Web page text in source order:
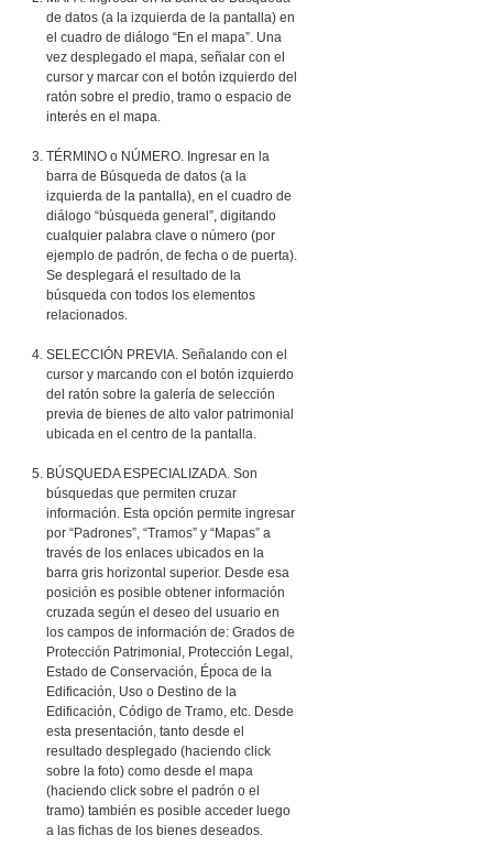
de datos (a la izquierda de la pantalla) en
el cuadro de diálogo “En el mapa”. Una
vez desplegado el mapa, señalar con el
cursor y marcar con el botón izquierdo del
ratón sobre el predio, tramo o espacio de
interés en el mapa.
TÉRMINO o NÚMERO. Ingresar en la
barra de Búsqueda de datos (a la
izquierda de la pantalla), en el cuadro de
diálogo “búsqueda general”, digitando
cualquier palabra clave o número (por
ejemplo de padrón, de fecha o de puerta).
Se desplegará el resultado de la
búsqueda con todos los elementos
relacionados.
SELECCIÓN PREVIA. Señalando con el
cursor y marcando con el botón izquierdo
del ratón sobre la galería de selección
previa de bienes de alto valor patrimonial
ubicada en el centro de la pantalla.
BÚSQUEDA ESPECIALIZADA. Son
búsquedas que permiten cruzar
información. Esta opción permite ingresar
por “Padrones”, “Tramos” y “Mapas” a
través de los enlaces ubicados en la
barra gris horizontal superior. Desde esa
posición es posible obtener información
cruzada según el deseo del usuario en
los campos de información de: Grados de
Protección Patrimonial, Protección Legal,
Estado de Conservación, Época de la
Edificación, Uso o Destino de la
Edificación, Código de Tramo, etc. Desde
esta presentación, tanto desde el
resultado desplegado (haciendo click
sobre la foto) como desde el mapa
(haciendo click sobre el padrón o el
tramo) también es posible acceder luego
a las fichas de los bienes deseados.